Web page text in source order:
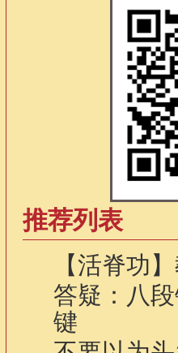
推荐列表
【活脊功
答疑：八
键